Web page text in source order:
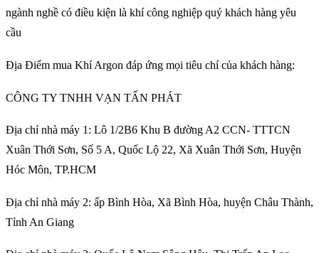
ngành nghề có điều kiện là khí công nghiệp quý khách hàng yêu
cầu
Địa Điểm mua Khí Argon đáp ứng mọi tiêu chí của khách hàng:
CÔNG TY TNHH VẠN TẤN PHÁT
Địa chỉ nhà máy 1: Lô 1/2B6 Khu B đường A2 CCN- TTTCN
Xuân Thới Sơn, Số 5 A, Quốc Lộ 22, Xã Xuân Thới Sơn, Huyện
Hóc Môn, TP.HCM
Địa chỉ nhà máy 2: ấp Bình Hòa, Xã Bình Hòa, huyện Châu Thành,
Tỉnh An Giang